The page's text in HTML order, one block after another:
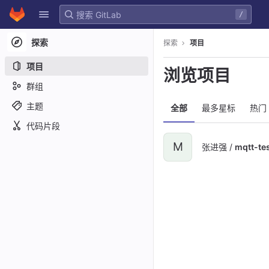
Skip to content
GitLab
/
探索
项目
群组
主题
代码片段
探索 项目
浏览项目
全部 最多星标 热门
M 张进强 / mqtt-